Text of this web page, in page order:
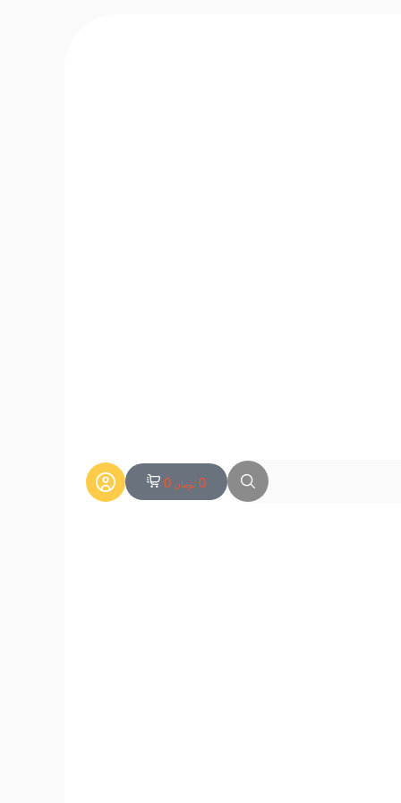
0 تومان 0